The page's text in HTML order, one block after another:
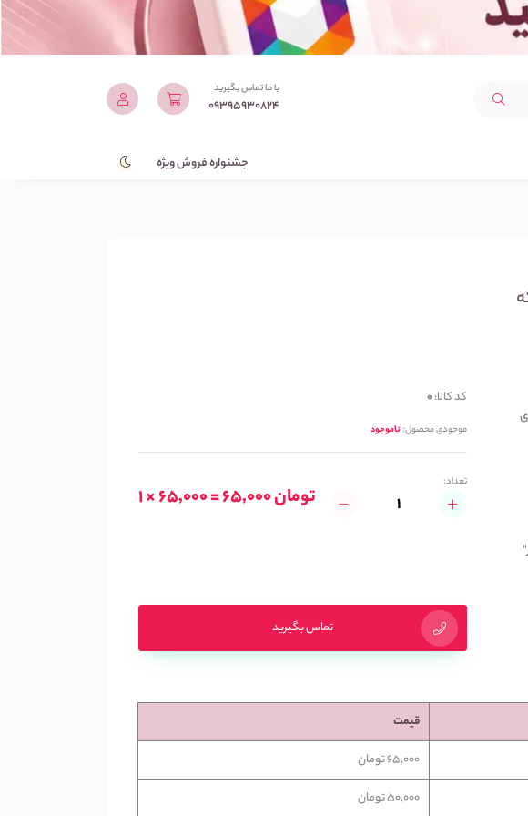
با ما تماس بگیرید
09395930824
جشنواره فروش ویژه
کد کالا:0
موجودی محصول:ناموجود
تعداد:
1 × 65,000 = 65,000 تومان
تماس بگیرید
قیمت
65,000 تومان
50,000 تومان